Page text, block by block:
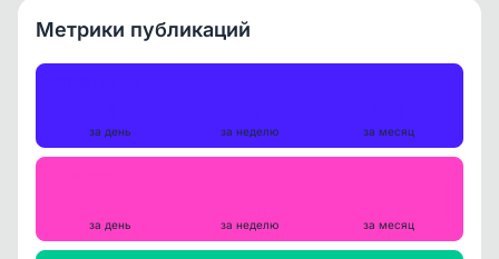
Метрики публикаций
за день за неделю за месяц
за день за неделю за месяц